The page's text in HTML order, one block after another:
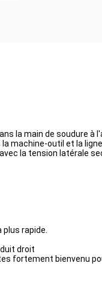
la main de soudure à
machine-outil et la
la tension latérale
rapide.
droit
fortement bienvenu